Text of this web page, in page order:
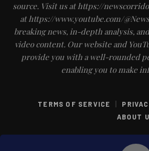
source. Visit us at https://
at https://www.youtube.com/
breaking news, in-depth analysis,
video content. Our website and
provide you with a well-rounded
enabling you to make
TERMS OF SERVICE |
ABOUT